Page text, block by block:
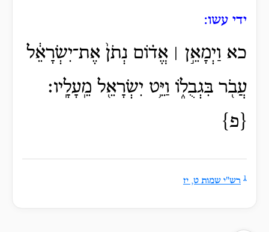
ידי עשו:
כא וַיְמָאֵ֣ן ׀ אֱד֗וֹם נְתֹן֙ אֶת־יִשְׂרָאֵ֔ל
עֲבֹ֖ר בִּגְבֻל֑וֹ וַיֵּ֥ט יִשְׂרָאֵ֖ל מֵֽעָלָֽיו׃
{פ}
1 רש"י שמות ט, יז